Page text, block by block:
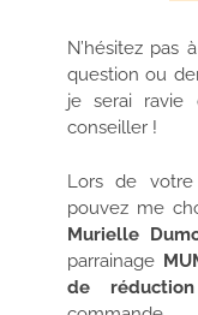
N’hésitez
question ou
je serai
conseiller !
Lors de
pouvez me
Murielle
parrainage
de réduction